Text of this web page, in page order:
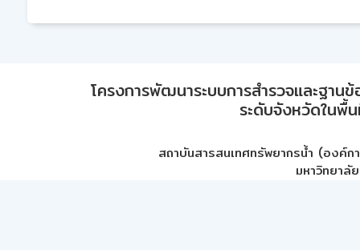
โครงการพัฒนาระบบการสำรวจและฐา
ระดับจังหวัดในพื้
สถาบันสารสนเทศทรัพยากรน้ำ (องค์ก
มหาวิทยาลั